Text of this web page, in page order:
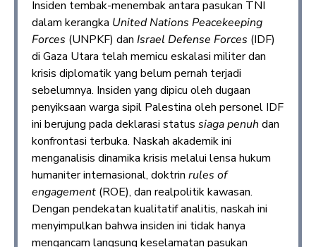
Insiden tembak-menembak antara pasukan TNI
dalam kerangka United Nations Peacekeeping
Forces (UNPKF) dan Israel Defense Forces (IDF)
di Gaza Utara telah memicu eskalasi militer dan
krisis diplomatik yang belum pernah terjadi
sebelumnya. Insiden yang dipicu oleh dugaan
penyiksaan warga sipil Palestina oleh personel IDF
ini berujung pada deklarasi status siaga penuh dan
konfrontasi terbuka. Naskah akademik ini
menganalisis dinamika krisis melalui lensa hukum
humaniter internasional, doktrin rules of
engagement (ROE), dan realpolitik kawasan.
Dengan pendekatan kualitatif analitis, naskah ini
menyimpulkan bahwa insiden ini tidak hanya
mengancam langsung keselamatan pasukan